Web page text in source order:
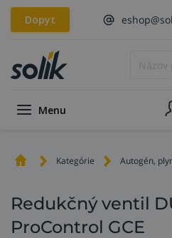
Dopyt
Menu
Kategórie Autogén,
Redukčný ventil
ProControl GCE